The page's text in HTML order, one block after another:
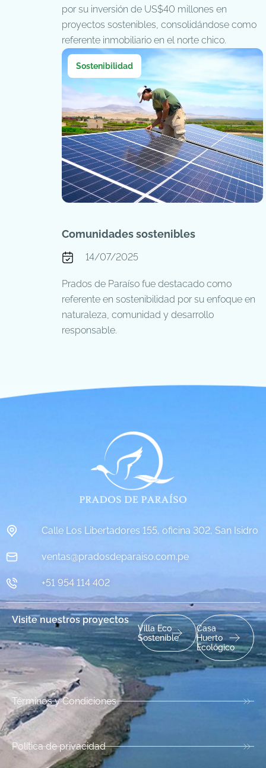
por su inversión de US$40 millones en
proyectos sostenibles, consolidándose como
referente inmobiliario en el norte chico.
Sostenibilidad
Comunidades sostenibles
14/07/2025
Prados de Paraíso fue destacado como
referente en sostenibilidad por su enfoque en
naturaleza, comunidad y desarrollo
responsable.
Calle Los Libertadores 155, oficina 302, San Isidro
ventas@pradosdeparaiso.com.pe
+51 954 114 402
Visite nuestros proyectos
Villa Eco
Sostenible
Casa
Huerto
Ecológico
Términos y Condiciones
Política de privacidad